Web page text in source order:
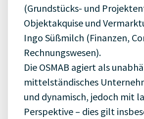
(Grundstücks- und
Objektakquise und
Ingo Süßmilch (Finanzen,
Rechnungswesen).
Die OSMAB agiert als
mittelständisches
und dynamisch, jedoch mit
Perspektive – dies gilt